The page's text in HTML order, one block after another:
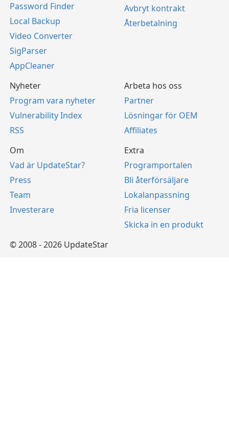
Password Finder
Local Backup
Video Converter
SigParser
AppCleaner
Avbryt kontrakt
Återbetalning
Nyheter
Program vara nyheter
Vulnerability Index
RSS
Arbeta hos oss
Partner
Lösningar för OEM
Affiliates
Om
Vad är UpdateStar?
Press
Team
Investerare
Extra
Programportalen
Bli återförsäljare
Lokalanpassning
Fria licenser
Skicka in en produkt
© 2008 - 2026 UpdateStar